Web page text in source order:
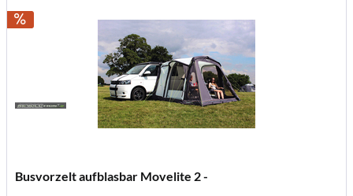
Busvorzelt aufblasbar Movelite 2 -